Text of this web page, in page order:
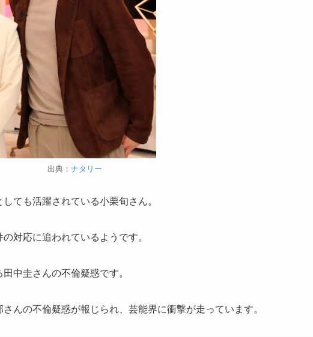
出典： ナタリー
ても活躍されている小栗旬さん。
対応に追われているようです。
中圭さんの不倫疑惑です。
んの不倫疑惑が報じられ、芸能界に衝撃が走っています。